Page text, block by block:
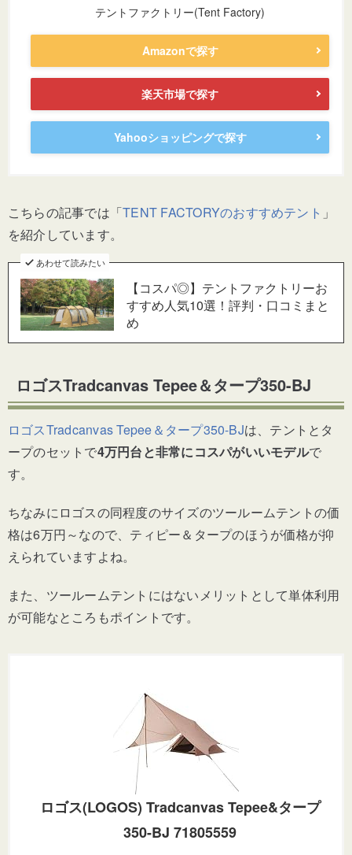
テントファクトリー(Tent Factory)
Amazonで探す
楽天市場で探す
Yahooショッピングで探す
こちらの記事では「TENT FACTORYのおすすめテント 」
を紹介しています。
あわせて読みたい
【コスパ◎】テントファクトリーお
すすめ人気10選！評判・口コミまと
め
ロゴスTradcanvas Tepee＆タープ350-BJ
ロゴスTradcanvas Tepee＆タープ350-BJは、テントとタ
ープのセットで4万円台と非常にコスパがいいモデルで
す。
ちなみにロゴスの同程度のサイズのツールームテントの価
格は6万円～なので、ティピー＆タープのほうが価格が抑
えられていますよね。
また、ツールームテントにはないメリットとして単体利用
が可能なところもポイントです。
ロゴス(LOGOS) Tradcanvas Tepee&タープ
350-BJ 71805559